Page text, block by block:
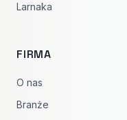
Larnaka
FIRMA
O nas
Branże